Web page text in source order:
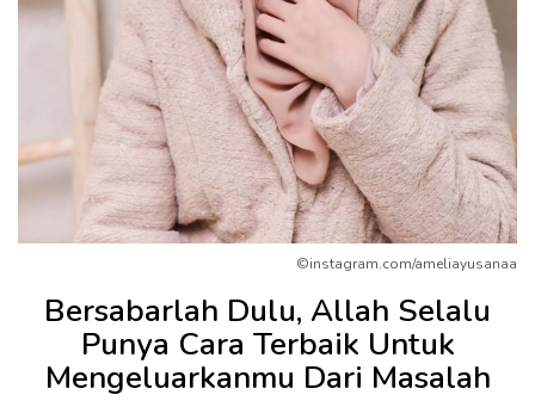
©instagram.com/ameliayusanaa
Bersabarlah Dulu, Allah Selalu
Punya Cara Terbaik Untuk
Mengeluarkanmu Dari Masalah